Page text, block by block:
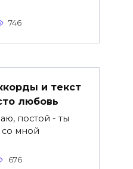
746
и текст
любовь
постой - ты
со мной
676